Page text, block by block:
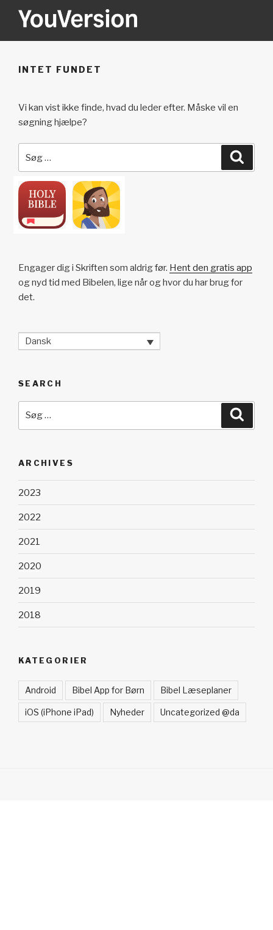
YOUVERSION
INTET FUNDET
Vi kan vist ikke finde, hvad du leder efter. Måske vil en
søgning hjælpe?
efter:
Engager dig i Skriften som aldrig før. Hent den gratis app
og nyd tid med Bibelen, lige når og hvor du har brug for
det.
Dansk
SEARCH
efter:
ARCHIVES
2023
2022
2021
2020
2019
2018
KATEGORIER
Android Bibel App for Børn Bibel Læseplaner
iOS (iPhone iPad) Nyheder Uncategorized @da